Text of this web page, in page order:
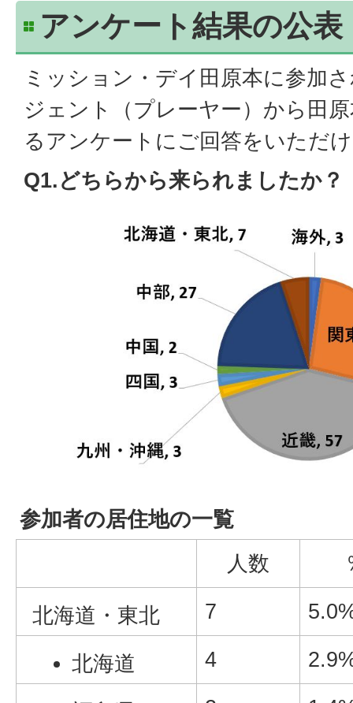
アンケート結果の公表
ミッション・デイ田原本に参加
ジェント（プレーヤー）から田
るアンケートにご回答をいただ
Q1.どちらから来られましたか？
参加者の居住地の一覧
人数
北海道・東北 7
北海道 4